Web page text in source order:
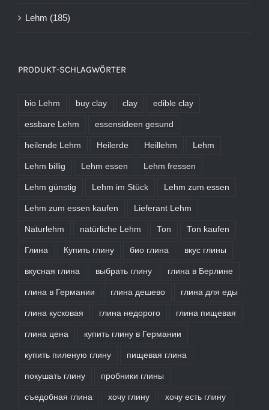
Lehm (185)
PRODUKT-SCHLAGWÖRTER
bio Lehm buy clay clay edible clay
essbare Lehm essensideen gesund
heilende Lehm Heilerde Heillehm Lehm
Lehm billig Lehm essen Lehm fressen
Lehm günstig Lehm im Stück Lehm zum essen
Lehm zum essen kaufen Lieferant Lehm
Naturlehm natürliche Lehm Ton Ton kaufen
Глина Купить глину био глина вкус глины
вкусная глина выбрать глину глина в Берлине
глина в Германии глина дешево глина для еды
глина кусковая глина недорого глина пищевая
глина цена купить глину в Германии
купить пиленую глину пищевая глина
покушать глину пробники глины
съедобная глина хочу глину хочу есть глину